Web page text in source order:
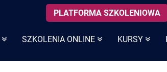
SZKOLENIA ONLINE KURSY
PLATFORMA SZKOLENIOWA